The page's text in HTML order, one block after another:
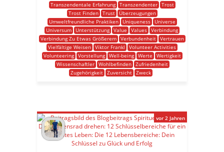
Transzendentale Erfahrung
Transzendenter
Trost
Trost Finden
Trust
Überzeugungen
Umweltfreundliche Praktiken
Uniqueness
Universe
Universum
Unterstützung Value Values Verbindung
Verbindung Zu Etwas Größerem
Verbundenheit
Vertrauen
Vielfältige Weisen Viktor Frankl
Volunteer Activities
Volunteering
Vorstellung Well-being Werte
Wertigkeit
Wissenschaftler
Wohlbefinden
Zufriedenheit
Zugehörigkeit Zuversicht Zweck
vor 2 Jahren